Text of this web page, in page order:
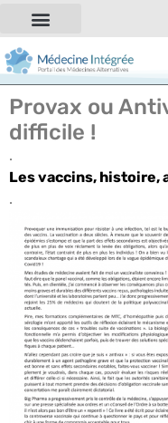
Provax ou
difficile !
.
Les vaccins, histoire,
.